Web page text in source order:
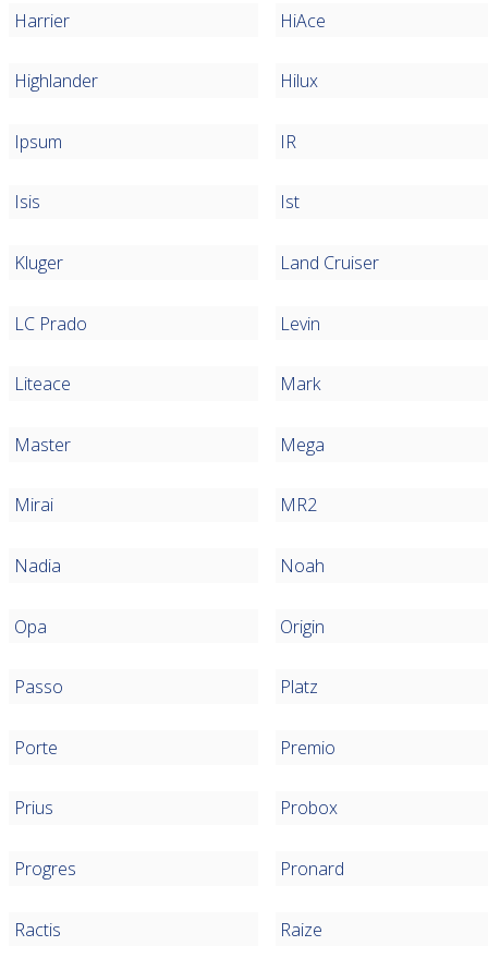
Harrier HiAce
Highlander Hilux
Ipsum IR
Isis Ist
Kluger Land Cruiser
LC Prado Levin
Liteace Mark
Master Mega
Mirai MR2
Nadia Noah
Opa Origin
Passo Platz
Porte Premio
Prius Probox
Progres Pronard
Ractis Raize